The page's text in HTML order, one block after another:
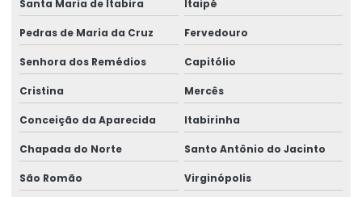
Santa Maria de Itabira Itaipé
Pedras de Maria da Cruz Fervedouro
Senhora dos Remédios Capitólio
Cristina Mercês
Conceição da Aparecida Itabirinha
Chapada do Norte Santo Antônio do Jacinto
São Romão Virginópolis